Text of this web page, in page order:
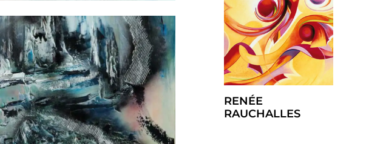
RENÉE
RAUCHALLES